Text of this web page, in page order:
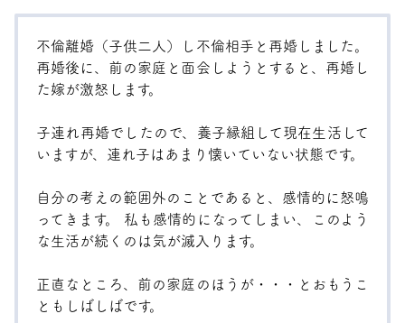
不倫離婚（子供二人）し不倫相手と再婚しました。
再婚後に、前の家庭と面会しようとすると、再婚し
た嫁が激怒します。
子連れ再婚でしたので、養子縁組して現在生活して
いますが、連れ子はあまり懐いていない状態です。
自分の考えの範囲外のことであると、感情的に怒鳴
ってきます。 私も感情的になってしまい、このよう
な生活が続くのは気が滅入ります。
正直なところ、前の家庭のほうが・・・とおもうこ
ともしばしばです。